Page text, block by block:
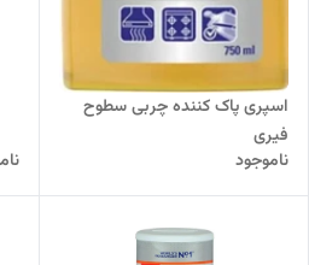
اسپری پاک کننده چربی سطوح
فیری
ناموجود